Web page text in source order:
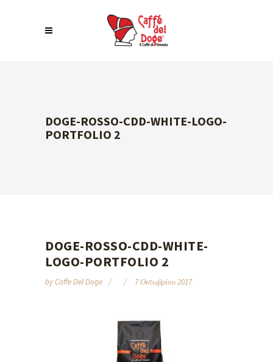
DOGE-ROSSO-CDD-WHITE-LOGO-
PORTFOLIO 2
DOGE-ROSSO-CDD-WHITE-
LOGO-PORTFOLIO 2
byCaffe Del Doge 7 Οκτωβρίου 2017